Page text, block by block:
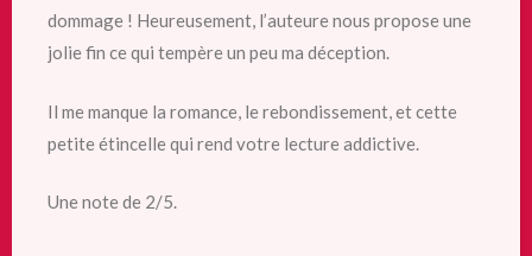
dommage ! Heureusement, l’auteure nous propose une
jolie fin ce qui tempère un peu ma déception.
Il me manque la romance, le rebondissement, et cette
petite étincelle qui rend votre lecture addictive.
Une note de 2/5.